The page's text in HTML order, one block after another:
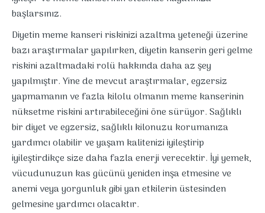
başlarsınız.
Diyetin meme kanseri riskinizi azaltma yeteneği üzerine
bazı araştırmalar yapılırken, diyetin kanserin geri gelme
riskini azaltmadaki rolü hakkında daha az şey
yapılmıştır. Yine de mevcut araştırmalar, egzersiz
yapmamanın ve fazla kilolu olmanın meme kanserinin
nüksetme riskini artırabileceğini öne sürüyor. Sağlıklı
bir diyet ve egzersiz, sağlıklı kilonuzu korumanıza
yardımcı olabilir ve yaşam kalitenizi iyileştirip
iyileştirdikçe size daha fazla enerji verecektir. İyi yemek,
vücudunuzun kas gücünü yeniden inşa etmesine ve
anemi veya yorgunluk gibi yan etkilerin üstesinden
gelmesine yardımcı olacaktır.